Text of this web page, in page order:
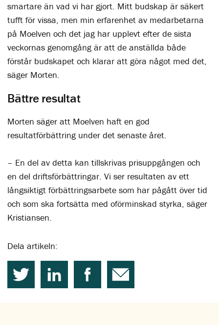
smartare än vad vi har gjort. Mitt budskap är säkert
tufft för vissa, men min erfarenhet av medarbetarna
på Moelven och det jag har upplevt efter de sista
veckornas genomgång är att de anställda både
förstår budskapet och klarar att göra något med det,
säger Morten.
Bättre resultat
Morten säger att Moelven haft en god
resultatförbättring under det senaste året.
– En del av detta kan tillskrivas prisuppgången och
en del driftsförbättringar. Vi ser resultaten av ett
långsiktigt förbättringsarbete som har pågått över tid
och som ska fortsätta med oförminskad styrka, säger
Kristiansen.
Dela artikeln: